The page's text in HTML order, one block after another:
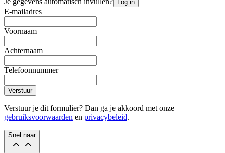
Log in
E-mailadres
Voornaam
Achternaam
Telefoonnummer
Verstuur
Verstuur je dit formulier? Dan ga je akkoord met onze
gebruiksvoorwaarden en privacybeleid.
Snel naar